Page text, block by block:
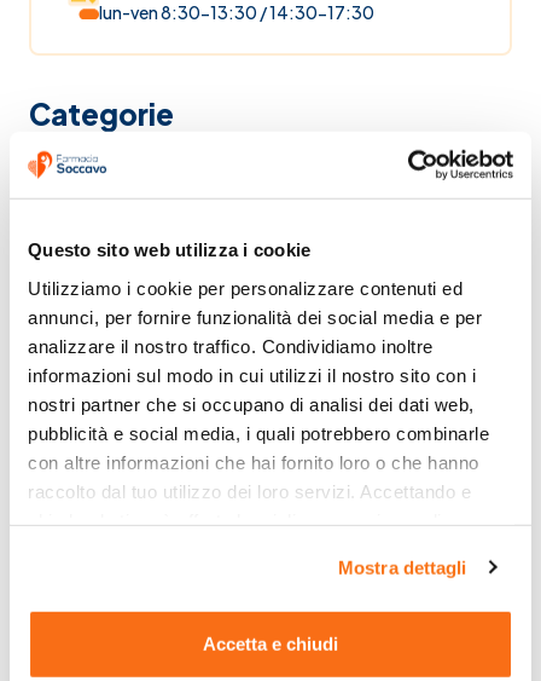
Questo sito web utilizza i cookie
Utilizziamo i cookie per personalizzare contenuti ed
annunci, per fornire funzionalità dei social media e per
analizzare il nostro traffico. Condividiamo inoltre
informazioni sul modo in cui utilizzi il nostro sito con i
nostri partner che si occupano di analisi dei dati web,
pubblicità e social media, i quali potrebbero combinarle
con altre informazioni che hai fornito loro o che hanno
raccolto dal tuo utilizzo dei loro servizi. Accettando e
Mostra dettagli
Accetta e chiudi
lun-ven 8:30-13:30 / 14:30-17:30
Categorie
Farmaci on line Farmaci per stomaco e intestino